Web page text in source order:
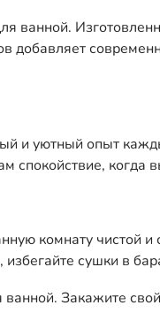
добавляет
и уютный опыт
спокойствие,
комнату чистой и
сушки в
Закажите